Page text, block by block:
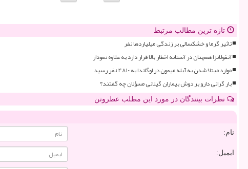
تازه ترین مطالب مرتبط
تاثیر گرما و خشکسالی بر زندگی میلیاردها نفر
آنفولانزا همچنان در آستانه اخطار بالا قرار دارد به علاوه نمودار
موارد مبتلا شدن به آبله میمون در اوگاندا به ۴۸۱۰ نفر رسید
بار گرانی دارو بر دوش بیماران گیلانی مسؤلان چه گفتند؟
نظرات بینندگان در مورد این مطلب عطروتن
نام:
ایمیل: